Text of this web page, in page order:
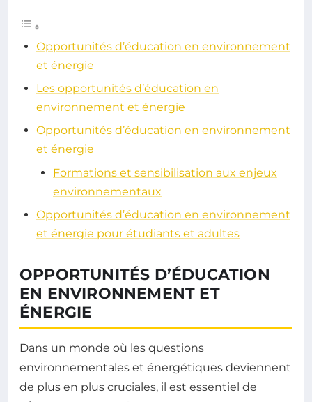
Opportunités d’éducation en environnement
et énergie
Les opportunités d’éducation en
environnement et énergie
Opportunités d’éducation en environnement
et énergie
Formations et sensibilisation aux enjeux
environnementaux
Opportunités d’éducation en environnement
et énergie pour étudiants et adultes
OPPORTUNITÉS D’ÉDUCATION
EN ENVIRONNEMENT ET
ÉNERGIE
Dans un monde où les questions
environnementales et énergétiques deviennent
de plus en plus cruciales, il est essentiel de